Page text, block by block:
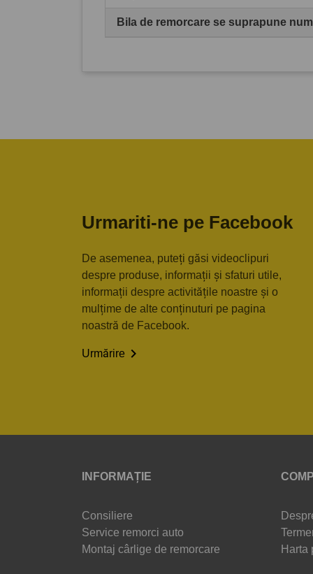
Bila de remorcare se suprapune
Urmariti-ne pe Facebook
De asemenea, puteți găsi videoclipuri
despre produse, informații și sfaturi utile,
informații despre activitățile noastre și o
mulțime de alte conținuturi pe pagina
noastră de Facebook.
Urmărire 
INFORMAȚIE
Consiliere
Service remorci auto
Montaj cârlige de remorcare
Harta